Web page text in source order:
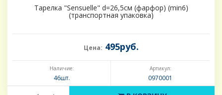
Тарелка "Sensuelle" d=26,5см (фарфор) (min6)
(транспортная упаковка)
Цена: 495руб.
Наличие:
46шт.
Артикул:
0970001